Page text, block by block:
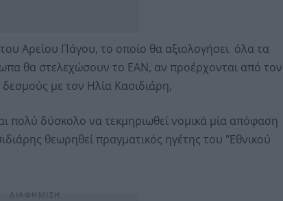
Αρείου Πάγου, το οποίο θα αξιολογήσει όλα τα
θα στελεχώσουν το ΕΑΝ, αν προέρχονται από τον
με τον Ηλία Κασιδιάρη,
πολύ δύσκολο να τεκμηριωθεί νομικά μία απόφαση
θεωρηθεί πραγματικός ηγέτης του "Εθνικού